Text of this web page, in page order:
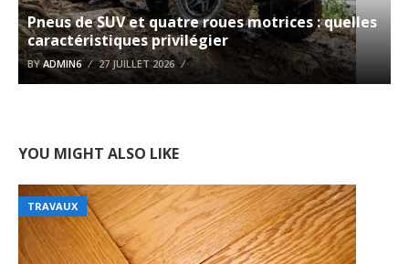
Pneus de SUV et quatre roues motrices : quelles
caractéristiques privilégier
BYADMIN6 27 JUILLET 2026
YOU MIGHT ALSO LIKE
TRAVAUX